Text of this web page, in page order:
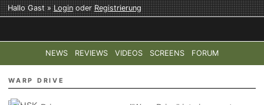
Hallo Gast »LoginoderRegistrierung
NEWS REVIEWS VIDEOS SCREENS FORUM
TOP-THEMEN: COD: MODERN WARFARE 4 HALO:
WARP DRIVE